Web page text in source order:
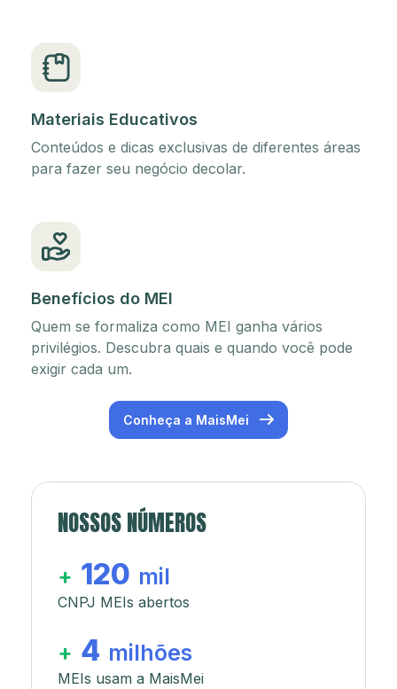
Materiais Educativos
Conteúdos e dicas exclusivas de diferentes áreas
para fazer seu negócio decolar.
Benefícios do MEI
Quem se formaliza como MEI ganha vários
privilégios. Descubra quais e quando você pode
exigir cada um.
Conheça a MaisMei
NOSSOS NÚMEROS
+ 120 mil
CNPJ MEIs abertos
+ 4 milhões
MEIs usam a MaisMei